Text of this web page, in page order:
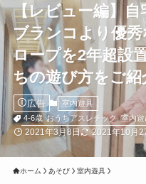
【レビュー編】
ブランコより優
ロープを2年超設
ちの遊び方をご紹
広告
室内遊具
4-6歳 おうちアスレチック 室内遊
2021年3月8日 2021年10月
ホーム あそび 室内遊具